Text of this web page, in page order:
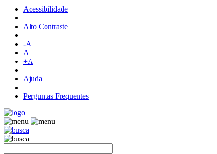
Acessibilidade
|
Alto Contraste
|
-A
A
+A
|
Ajuda
|
Perguntas Frequentes